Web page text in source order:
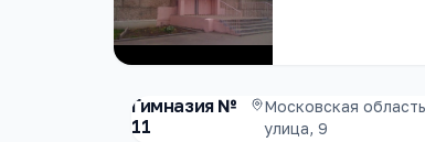
Гимназия №
11
Московская
улица, 9